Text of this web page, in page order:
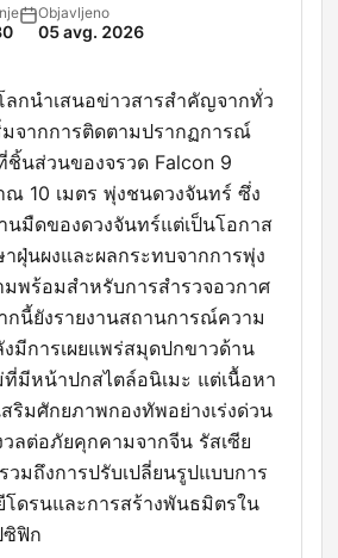
Objavljeno
05 avg. 2026
ลกนำเสนอข่าวสารสำคัญจากทั่ว
จากการติดตามปรากฏการณ์
ชิ้นส่วนของจรวด Falcon 9
10 เมตร พุ่งชนดวงจันทร์ ซึ่ง
นมืดของดวงจันทร์แต่เป็นโอกาส
ฝุ่นผงและผลกระทบจากการพุ่ง
มพร้อมสำหรับการสำรวจอวกาศ
นี้ยังรายงานสถานการณ์ความ
มีการเผยแพร่สมุดปกขาวด้าน
มีหน้าปกสไตล์อนิเมะ แต่เนื้อหา
สริมศักยภาพกองทัพอย่างเร่งด่วน
วลต่อภัยคุกคามจากจีน รัสเซีย
วมถึงการปรับเปลี่ยนรูปแบบการ
โดรนและการสร้างพันธมิตรใน
ฟิก